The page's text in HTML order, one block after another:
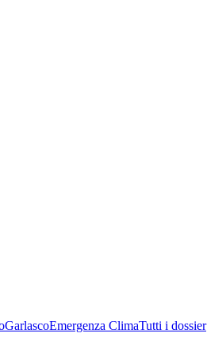
GarlascoEmergenza ClimaTutti i dossier